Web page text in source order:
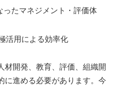
ったマネジメント・評価体
活用による効率化
材開発、教育、評価、組織開
に進める必要があります。今